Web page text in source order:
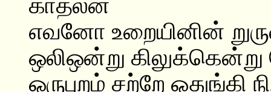
எவனோ உறையினின்
ஒலிஒன்று
ஒருபுறம் சற்றே ஒதுங்கி